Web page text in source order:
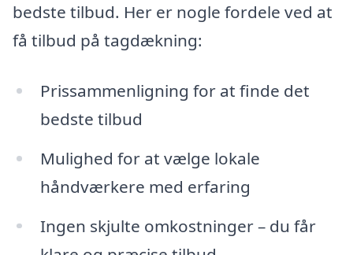
bedste tilbud. Her er nogle fordele ved at
få tilbud på tagdækning:
Prissammenligning for at finde det
bedste tilbud
Mulighed for at vælge lokale
håndværkere med erfaring
Ingen skjulte omkostninger – du får